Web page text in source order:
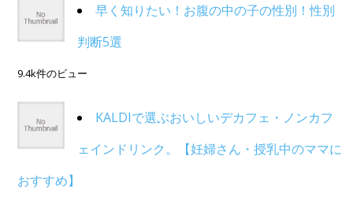
早く知りたい！お腹の中の子の性別！性別
判断5選
9.4k件のビュー
KALDIで選ぶおいしいデカフェ・ノンカフ
ェインドリンク。【妊婦さん・授乳中のママに
おすすめ】